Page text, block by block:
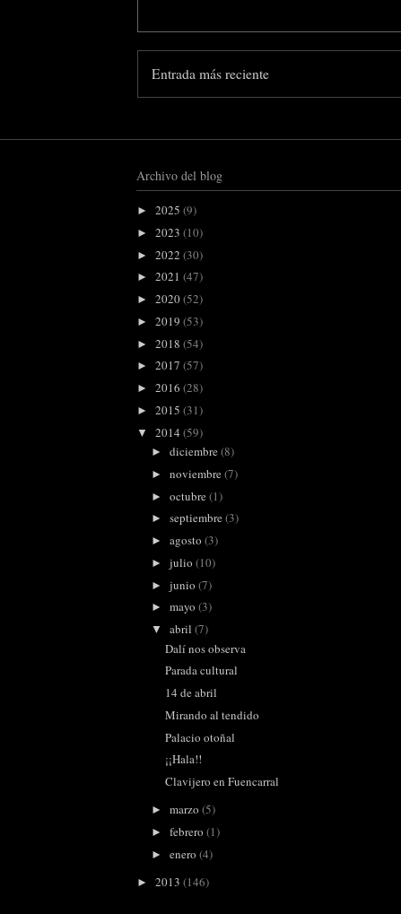
Entrada más reciente
Archivo del blog
► 2025 (9)
► 2023 (10)
► 2022 (30)
► 2021 (47)
► 2020(52)
► 2019 (53)
► 2018 (54)
► 2017 (57)
► 2016 (28)
► 2015 (31)
▼ 2014 (59)
► diciembre(8)
► noviembre(7)
► octubre(1)
► septiembre(3)
► agosto (3)
► julio (10)
► junio (7)
► mayo (3)
▼ abril (7)
Dalí nos observa
Parada cultural
14 de abril
Mirando al tendido
Palacio otoñal
¡¡Hala!!
Clavijero en Fuencarral
► marzo (5)
► febrero (1)
► enero (4)
► 2013 (146)